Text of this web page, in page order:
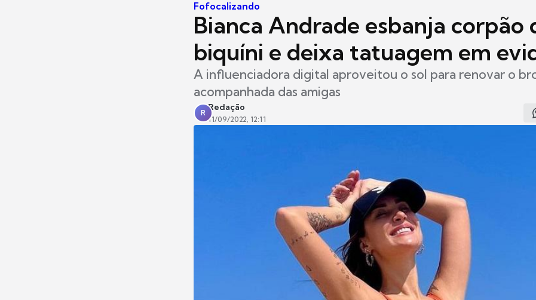
Fofocalizando
Bianca Andrade esbanja corpão
biquíni e deixa tatuagem em
A influenciadora digital aproveitou o sol para renovar o
acompanhada das amigas
R
Redação
11/09/2022, 12:11